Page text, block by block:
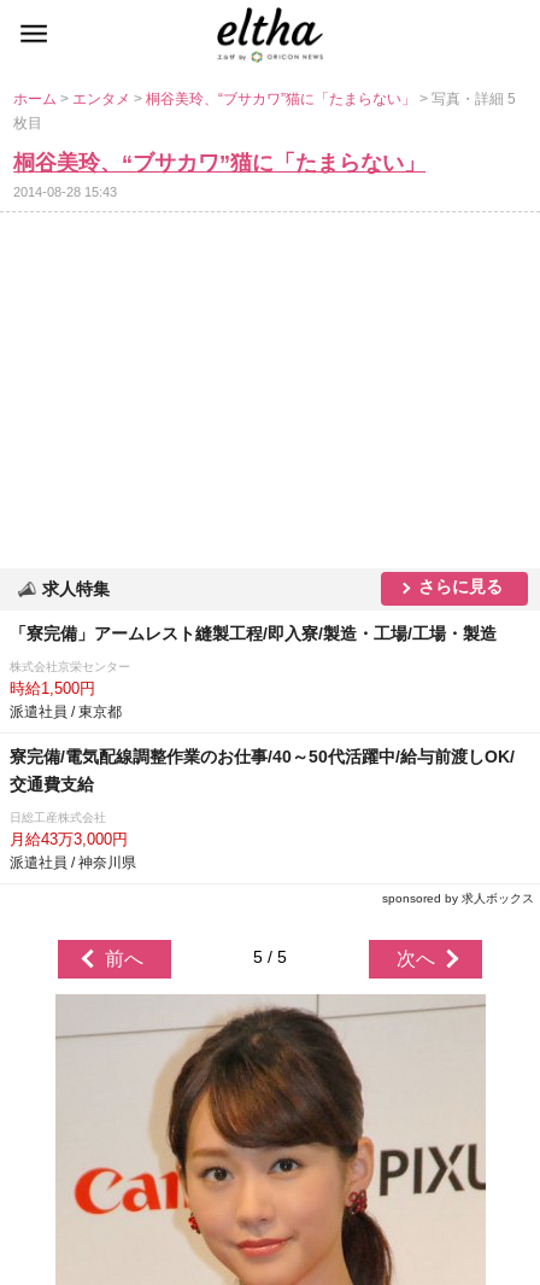
ホーム> エンタメ>桐谷美玲、“ブサカワ”猫に「たまらない」> 写真・詳細 5
枚目
桐谷美玲、“ブサカワ”猫に「たまらない」
2014-08-28 15:43
求人特集 さらに見る
「寮完備」アームレスト縫製工程/即入寮/製造・工場/工場・製造
株式会社京栄センター
時給1,500円
派遣社員 / 東京都
寮完備/電気配線調整作業のお仕事/40～50代活躍中/給与前渡しOK/
交通費支給
日総工産株式会社
月給43万3,000円
派遣社員 / 神奈川県
sponsored by 求人ボックス
前へ 5 / 5 次へ